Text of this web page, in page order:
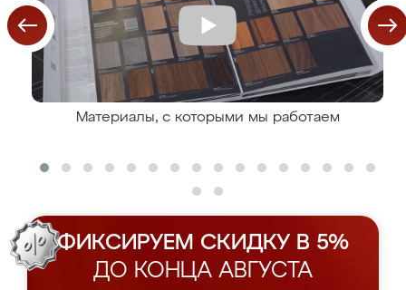
Материалы, с которыми мы работаем
ФИКСИРУЕМ СКИДКУ В 5%
ДО КОНЦА АВГУСТА